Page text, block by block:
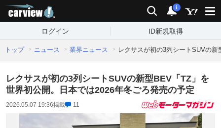
検索 通知
i
ログイン ID新規取得
トップ ニュース 業界ニュース レクサスが初の3列シートSUVの
レクサスが初の3列シートSUVの新型BEV「TZ」を
世界初公開。日本では2026年冬ごろ発売の予定
2026.05.07 19:36掲載 11